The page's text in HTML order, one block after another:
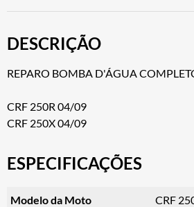
DESCRIÇÃO
REPARO BOMBA D'ÁGUA
CRF 250R 04/09
CRF 250X 04/09
ESPECIFICAÇÕES
Modelo da Moto CRF